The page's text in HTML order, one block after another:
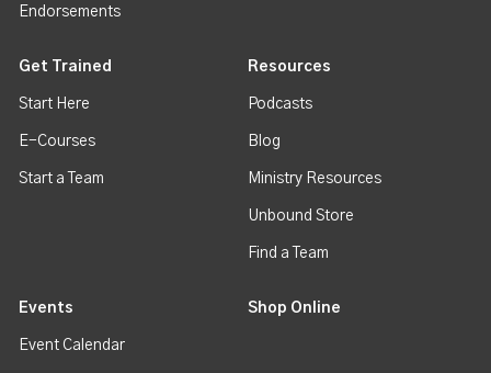
Endorsements
Get Trained
Start Here
E-Courses
Start a Team
Resources
Podcasts
Blog
Ministry Resources
Unbound Store
Find a Team
Events
Event Calendar
Shop Online